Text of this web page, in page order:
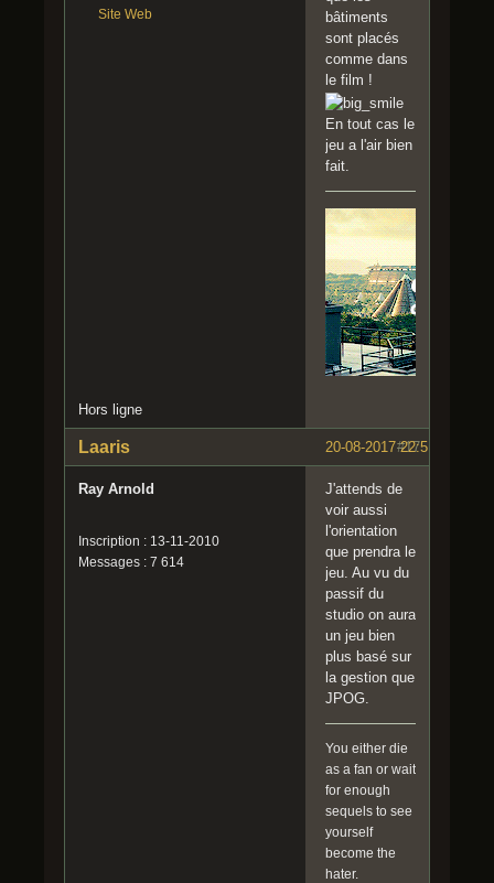
Site Web
bâtiments
sont placés
comme dans
le film !
En tout cas le
jeu a l'air bien
fait.
Hors ligne
#17
20-08-2017 22:51:46
Laaris
Ray Arnold
Inscription : 13-11-2010
Messages : 7 614
J'attends de
voir aussi
l'orientation
que prendra le
jeu. Au vu du
passif du
studio on aura
un jeu bien
plus basé sur
la gestion que
JPOG.
You either die
as a fan or wait
for enough
sequels to see
yourself
become the
hater.